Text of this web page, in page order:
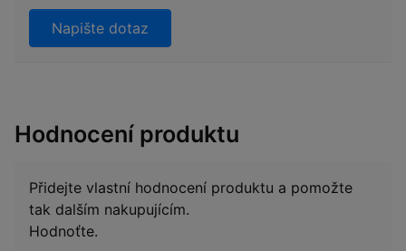
Napište dotaz
Hodnocení produktu
Přidejte vlastní hodnocení produktu a pomožte
tak dalším nakupujícím.
Hodnoťte.